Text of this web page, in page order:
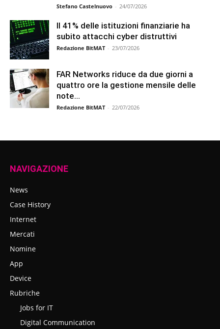
Stefano Castelnuovo - 24/07/2026
Il 41% delle istituzioni finanziarie ha
subito attacchi cyber distruttivi
Redazione BitMAT - 23/07/2026
FAR Networks riduce da due giorni a
quattro ore la gestione mensile delle
note...
Redazione BitMAT - 22/07/2026
NAVIGAZIONE
News
Case History
Internet
Mercati
Nomine
App
Device
Rubriche
Jobs for IT
Digital Communication